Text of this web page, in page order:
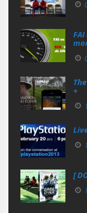
+
[